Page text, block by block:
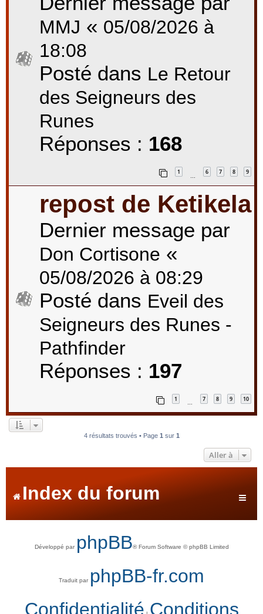
MMJ « 05/08/2026 à
18:08
Posté dans Le Retour
des Seigneurs des
Runes
Réponses : 168
1 6 7 8 9
repost de Ketikela
Dernier message par
Don Cortisone «
05/08/2026 à 08:29
Posté dans Eveil des
Seigneurs des Runes -
Pathfinder
Réponses : 197
1
…
7 8 9 10
4 résultats trouvés • Page 1sur 1
Aller à
Index du forum
Développé par phpBB® Forum Software © phpBB Limited
Traduit par phpBB-fr.com
Confidentialité Conditions